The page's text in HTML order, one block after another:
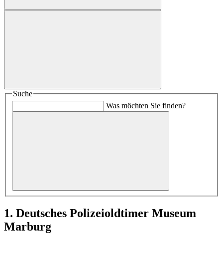
Suche
Was möchten Sie finden?
1. Deutsches Polizeioldtimer Museum
Marburg